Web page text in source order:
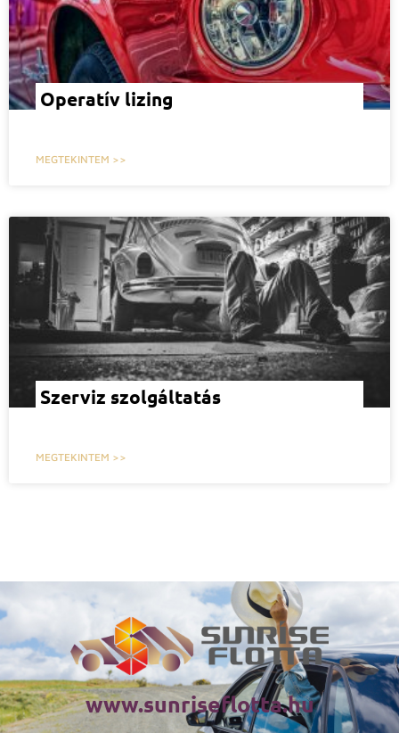
Operatív lizing
MEGTEKINTEM >>
Szerviz szolgáltatás
MEGTEKINTEM >>
www.sunriseflotta.hu